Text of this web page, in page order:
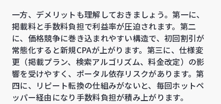
一方、デメリットも理解しておきましょう。第一に、
掲載料と手数料負担で利益率が圧迫されます。第二
に、価格競争に巻き込まれやすい構造で、初回割引が
常態化すると新規CPAが上がります。第三に、仕様変
更（掲載プラン、検索アルゴリズム、料金改定）の影
響を受けやすく、ポータル依存リスクがあります。第
四に、リピート転換の仕組みがないと、毎回ホットペ
ッパー経由になり手数料負担が積み上がります。